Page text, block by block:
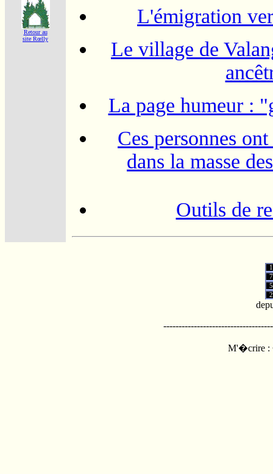
Retour au
site Rœlly
L'émigration
Le village de
La page humeur :
Ces personnes
dans la masse
Outils de
M'�crire :